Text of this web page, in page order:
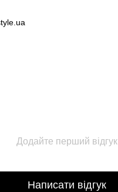
Додайте перший відгук
Написати відгук